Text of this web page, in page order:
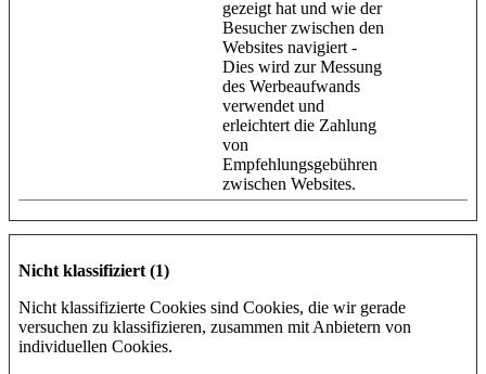
gezeigt hat und wie der
Besucher zwischen den
Websites navigiert -
Dies wird zur Messung
des Werbeaufwands
verwendet und
erleichtert die Zahlung
von
Empfehlungsgebühren
zwischen Websites.
Nicht klassifiziert (1)
Nicht klassifizierte Cookies sind Cookies, die wir gerade
versuchen zu klassifizieren, zusammen mit Anbietern von
individuellen Cookies.